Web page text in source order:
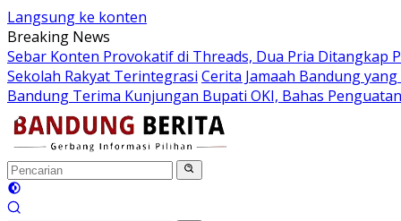
Langsung ke konten
Breaking News
Sebar Konten Provokatif di Threads, Dua Pria Ditangkap
Sekolah Rakyat Terintegrasi Cerita Jamaah Bandung
Bandung Terima Kunjungan Bupati OKI, Bahas